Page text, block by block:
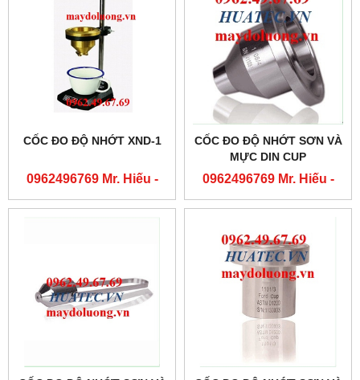
CỐC ĐO ĐỘ NHỚT XND-1
0962496769 Mr. Hiếu -
0763556769 Mr. Cường
CỐC ĐO ĐỘ NHỚT SƠN VÀ
MỰC DIN CUP
0962496769 Mr. Hiếu -
0763556769 Mr. Cường